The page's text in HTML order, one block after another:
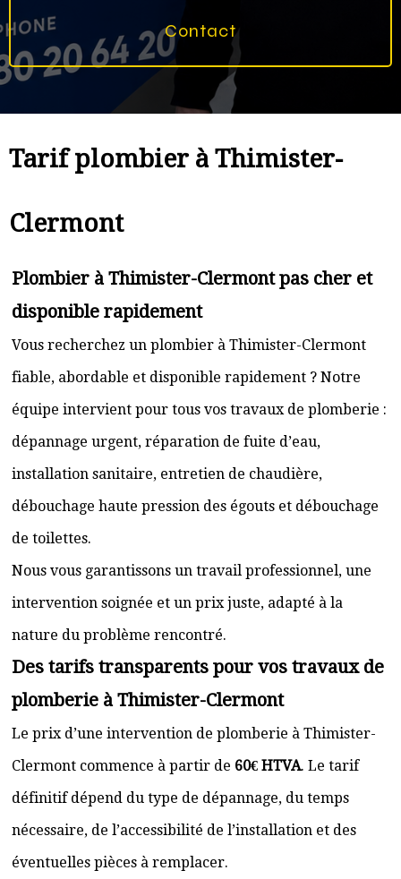
Contact
Tarif plombier à Thimister-
Clermont
Plombier à Thimister-Clermont pas cher et
disponible rapidement
Vous recherchez un plombier à Thimister-Clermont
fiable, abordable et disponible rapidement ? Notre
équipe intervient pour tous vos travaux de plomberie :
dépannage urgent, réparation de fuite d’eau,
installation sanitaire, entretien de chaudière,
débouchage haute pression des égouts et débouchage
de toilettes.
Nous vous garantissons un travail professionnel, une
intervention soignée et un prix juste, adapté à la
nature du problème rencontré.
Des tarifs transparents pour vos travaux de
plomberie à Thimister-Clermont
Le prix d’une intervention de plomberie à Thimister-
Clermont commence à partir de 60€ HTVA. Le tarif
définitif dépend du type de dépannage, du temps
nécessaire, de l’accessibilité de l’installation et des
éventuelles pièces à remplacer.